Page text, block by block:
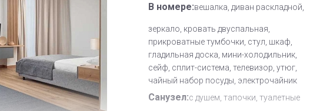
В номере:вешалка, диван раскладной,
зеркало, кровать двуспальная,
прикроватные тумбочки, стул, шкаф,
гладильная доска, мини-холодильник,
сейф, сплит-система, телевизор, утюг,
чайный набор посуды, электрочайник
Санузел:с душем, тапочки, туалетные